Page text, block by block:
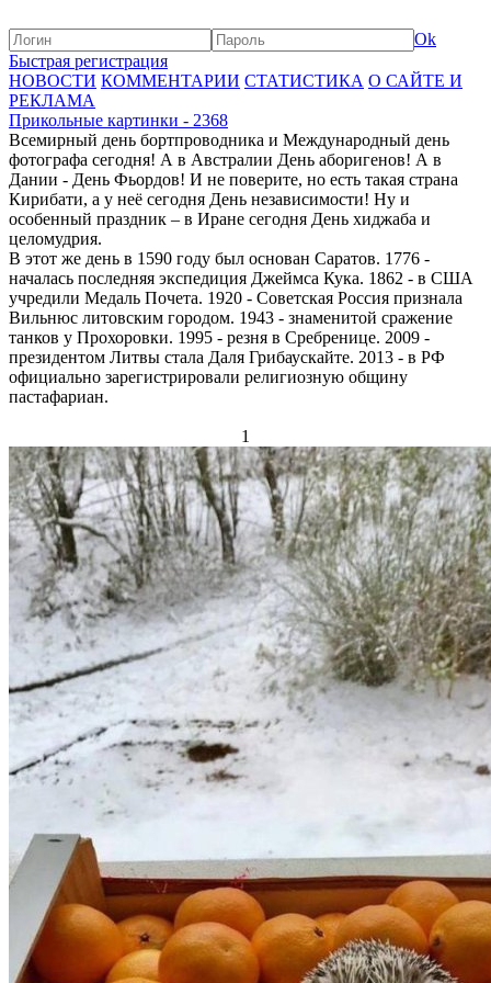
Ok
Быстрая регистрация
НОВОСТИ КОММЕНТАРИИ СТАТИСТИКА О САЙТЕ И
РЕКЛАМА
Прикольные картинки - 2368
Всемирный день бортпроводника и Международный день
фотографа сегодня! А в Австралии День аборигенов! А в
Дании - День Фьордов! И не поверите, но есть такая страна
Кирибати, а у неё сегодня День независимости! Ну и
особенный праздник – в Иране сегодня День хиджаба и
целомудрия.
В этот же день в 1590 году был основан Саратов. 1776 -
началась последняя экспедиция Джеймса Кука. 1862 - в США
учредили Медаль Почета. 1920 - Советская Россия признала
Вильнюс литовским городом. 1943 - знаменитой сражение
танков у Прохоровки. 1995 - резня в Сребренице. 2009 -
президентом Литвы стала Даля Грибаускайте. 2013 - в РФ
официально зарегистрировали религиозную общину
пастафариан.
1